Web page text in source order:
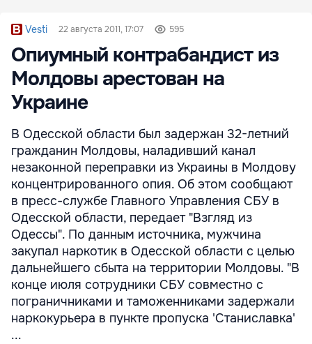
Vesti 22 августа 2011, 17:07 595
Опиумный контрабандист из
Молдовы арестован на
Украине
В Одесской области был задержан 32-летний
гражданин Молдовы, наладивший канал
незаконной переправки из Украины в Молдову
концентрированного опия. Об этом сообщают
в пресс-службе Главного Управления СБУ в
Одесской области, передает "Взгляд из
Одессы". По данным источника, мужчина
закупал наркотик в Одесской области с целью
дальнейшего сбыта на территории Молдовы. "В
конце июля сотрудники СБУ совместно с
пограничниками и таможенниками задержали
наркокурьера в пункте пропуска 'Станиславка'
...